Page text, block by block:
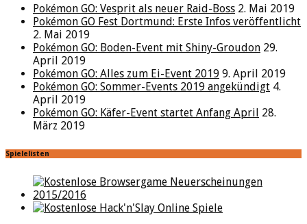
Pokémon GO: Vesprit als neuer Raid-Boss 2. Mai 2019
Pokémon GO Fest Dortmund: Erste Infos veröffentlicht
2. Mai 2019
Pokémon GO: Boden-Event mit Shiny-Groudon 29.
April 2019
Pokémon GO: Alles zum Ei-Event 2019 9. April 2019
Pokémon GO: Sommer-Events 2019 angekündigt 4.
April 2019
Pokémon GO: Käfer-Event startet Anfang April 28.
März 2019
Spielelisten